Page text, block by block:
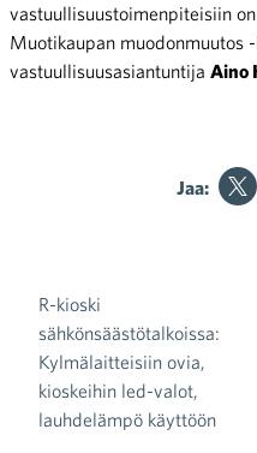
vastuullisuustoimenpiteisiin
Muotikaupan muodonmuutos
vastuullisuusasiantuntija Aino
Jaa:
Artikkelien selaus
R-kioski
sähkönsäästötalkoissa:
Kylmälaitteisiin ovia,
kioskeihin led-valot,
lauhdelämpö käyttöön